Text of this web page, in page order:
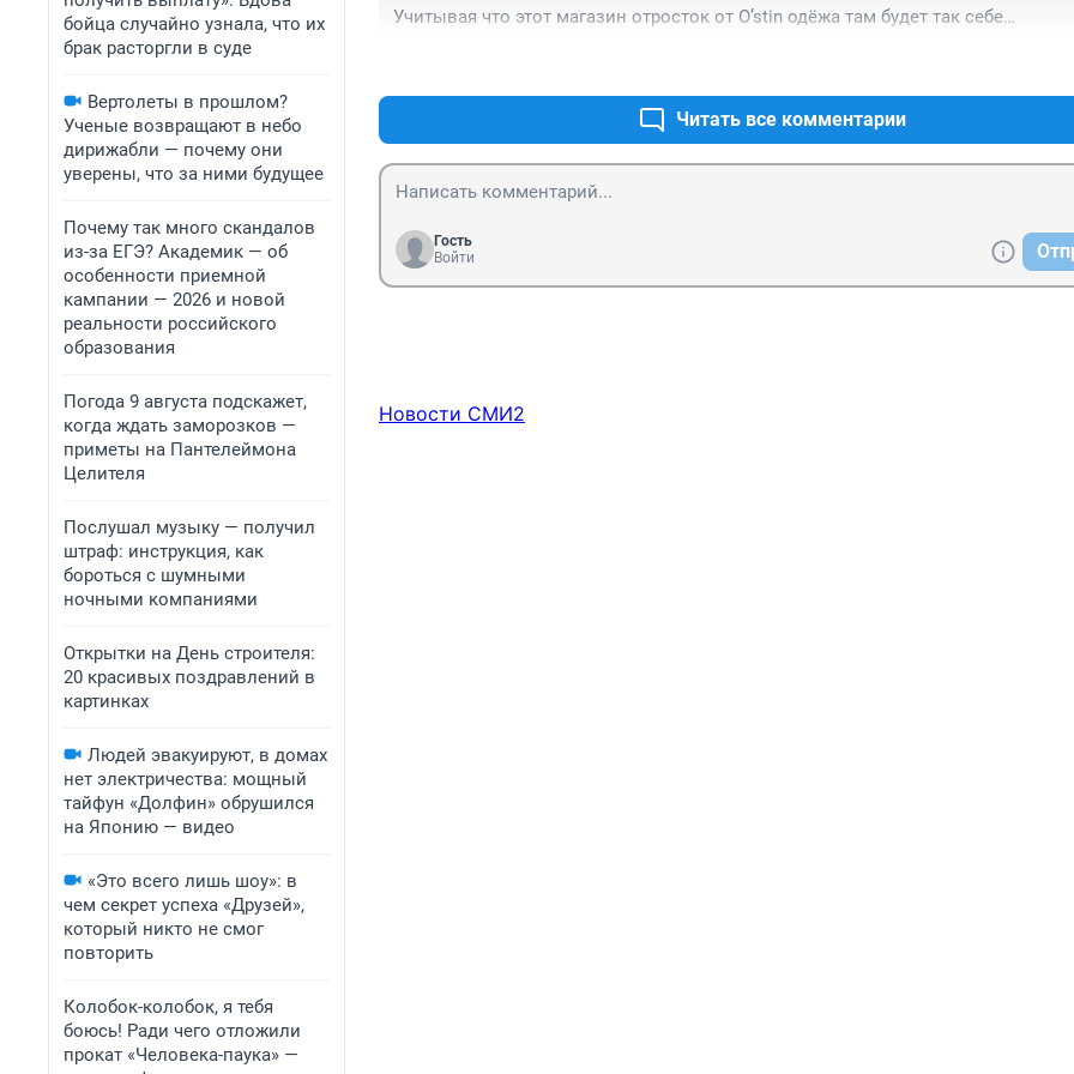
бойца случайно узнала, что их
брак расторгли в суде
Вертолеты в прошлом?
Ученые возвращают в небо
дирижабли — почему они
уверены, что за ними будущее
Почему так много скандалов
из-за ЕГЭ? Академик — об
особенности приемной
кампании — 2026 и новой
реальности российского
образования
Погода 9 августа подскажет,
когда ждать заморозков —
приметы на Пантелеймона
Целителя
Послушал музыку — получил
штраф: инструкция, как
бороться с шумными
ночными компаниями
Открытки на День строителя:
20 красивых поздравлений в
картинках
Людей эвакуируют, в домах
нет электричества: мощный
тайфун «Долфин» обрушился
на Японию — видео
«Это всего лишь шоу»: в
чем секрет успеха «Друзей»,
который никто не смог
повторить
Колобок-колобок, я тебя
боюсь! Ради чего отложили
прокат «Человека-паука» —
Учитывая что этот магазин отросток от O’stin одёжа там будет так себе…
Читать все комментарии
Гость
Войти
Новости СМИ2